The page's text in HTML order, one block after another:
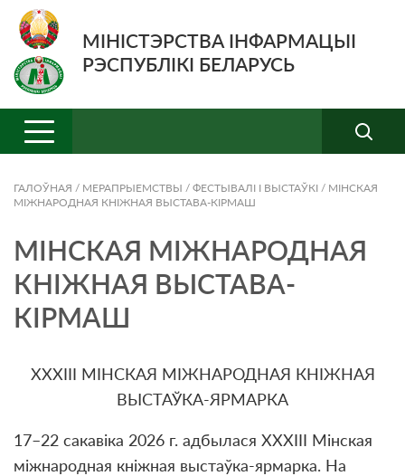
МІНІСТЭРСТВА ІНФАРМАЦЫІ
РЭСПУБЛІКІ БЕЛАРУСЬ
ГАЛОЎНАЯ / МЕРАПРЫЕМСТВЫ / ФЕСТЫВАЛІ І ВЫСТАЎКІ / МІНСКАЯ
МІЖНАРОДНАЯ КНІЖНАЯ ВЫСТАВА-КІРМАШ
МІНСКАЯ МІЖНАРОДНАЯ
КНІЖНАЯ ВЫСТАВА-
КІРМАШ
XXXIII МІНСКАЯ МІЖНАРОДНАЯ КНІЖНАЯ
ВЫСТАЎКА-ЯРМАРКА
17–22 сакавіка 2026 г. адбылася XXXIII Мінская
міжнародная кніжная выстаўка-ярмарка. На